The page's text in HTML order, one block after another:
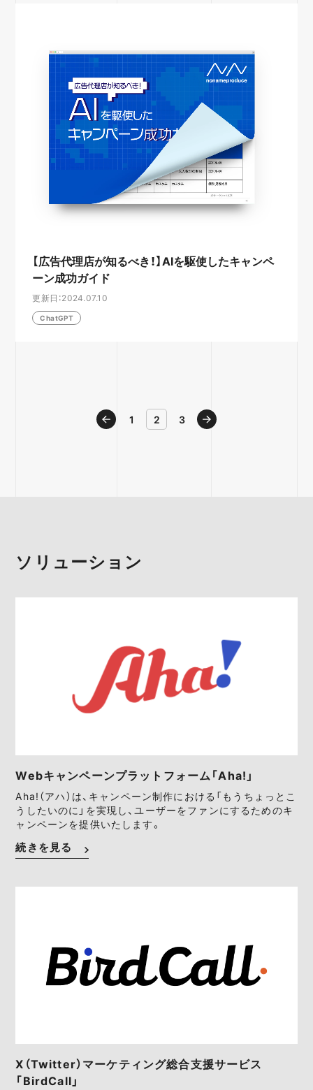
【広告代理店が知るべき！】AIを駆使したキャンペ
ーン成功ガイド
更新日：2024.07.10
ChatGPT
1 2 3
ソリューション
Webキャンペーンプラットフォーム「Aha!」
Aha!（アハ）は、キャンペーン制作における「もうちょっとこ
うしたいのに」を実現し、ユーザーをファンにするためのキ
ャンペーンを提供いたします。
続きを見る
X（Twitter）マーケティング総合支援サービス
「BirdCall」